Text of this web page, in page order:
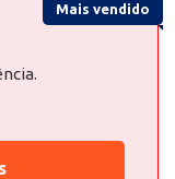
Mais vendido